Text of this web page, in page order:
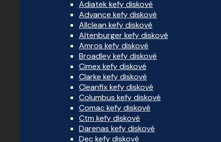
Adiatek kefy diskové
Advance kefy diskové
Allclean kefy diskové
Altenburger kefy diskové
Amros kefy diskové
Broadley kefy diskové
Cimex kefy diskové
Clarke kefy diskové
Cleanfix kefy diskové
Columbus kefy diskové
Comac kefy diskové
Ctm kefy diskové
Darenas kefy diskové
Dec kefy diskové